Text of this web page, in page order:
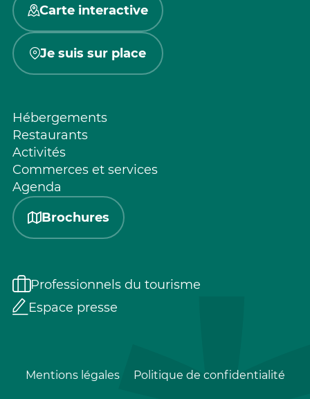
Carte interactive
Je suis sur place
Hébergements
Restaurants
Activités
Commerces et services
Agenda
Brochures
Professionnels du tourisme
Espace presse
Mentions légales Politique de confidentialité